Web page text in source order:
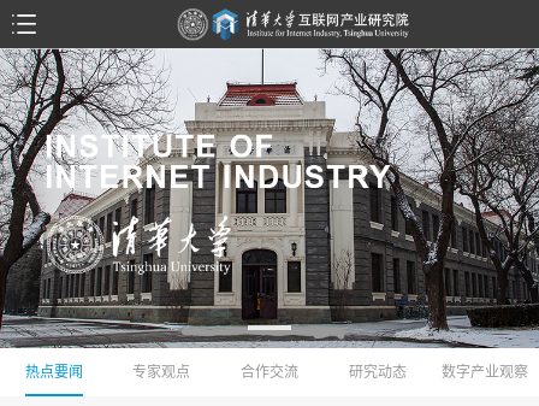
热点要闻 专家观点 合作交流 研究动态 数字产业观察